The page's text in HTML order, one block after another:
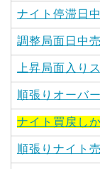
ナイト停滞日
調整局面日中
上昇局面入り
順張りオーバ
ナイト買戻し
順張りナイト